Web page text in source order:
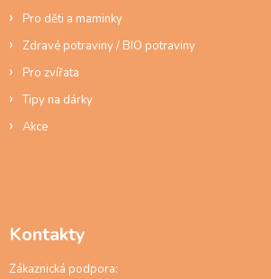
Pro děti a maminky
Zdravé potraviny / BIO potraviny
Pro zvířata
Tipy na dárky
Akce
Kontakty
Zákaznická podpora: